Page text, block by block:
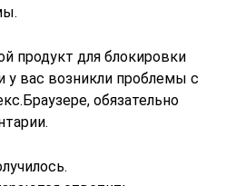
продукт для блокировки
у вас возникли проблемы с
обязательно